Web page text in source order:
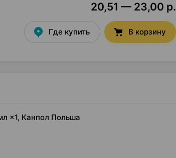
20,51 — 23,00 р.
Где купить В корзину
×1, Канпол Польша